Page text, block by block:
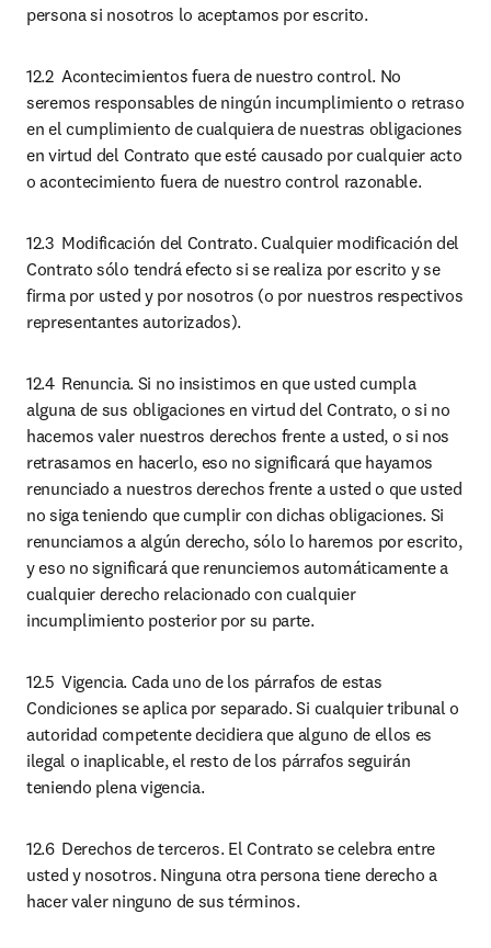
persona si nosotros lo aceptamos por escrito.
12.2	Acontecimientos fuera de nuestro control. No
seremos responsables de ningún incumplimiento o retraso
en el cumplimiento de cualquiera de nuestras obligaciones
en virtud del Contrato que esté causado por cualquier acto
o acontecimiento fuera de nuestro control razonable.
12.3	Modificación del Contrato. Cualquier modificación del
Contrato sólo tendrá efecto si se realiza por escrito y se
firma por usted y por nosotros (o por nuestros respectivos
representantes autorizados).
12.4	Renuncia. Si no insistimos en que usted cumpla
alguna de sus obligaciones en virtud del Contrato, o si no
hacemos valer nuestros derechos frente a usted, o si nos
retrasamos en hacerlo, eso no significará que hayamos
renunciado a nuestros derechos frente a usted o que usted
no siga teniendo que cumplir con dichas obligaciones. Si
renunciamos a algún derecho, sólo lo haremos por escrito,
y eso no significará que renunciemos automáticamente a
cualquier derecho relacionado con cualquier
incumplimiento posterior por su parte.
12.5	Vigencia. Cada uno de los párrafos de estas
Condiciones se aplica por separado. Si cualquier tribunal o
autoridad competente decidiera que alguno de ellos es
ilegal o inaplicable, el resto de los párrafos seguirán
teniendo plena vigencia.
12.6	Derechos de terceros. El Contrato se celebra entre
usted y nosotros. Ninguna otra persona tiene derecho a
hacer valer ninguno de sus términos.